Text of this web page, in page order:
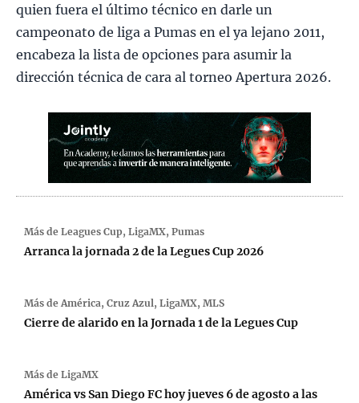
quien fuera el último técnico en darle un
campeonato de liga a Pumas en el ya lejano 2011,
encabeza la lista de opciones para asumir la
dirección técnica de cara al torneo Apertura 2026.
Más de Leagues Cup, LigaMX, Pumas
Arranca la jornada 2 de la Legues Cup 2026
Más de América, Cruz Azul, LigaMX, MLS
Cierre de alarido en la Jornada 1 de la Legues Cup
Más de LigaMX
América vs San Diego FC hoy jueves 6 de agosto a las